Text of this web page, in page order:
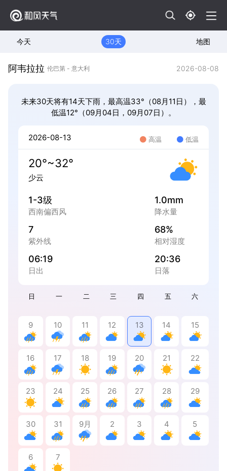
今天 30天 地图
阿韦拉拉 伦巴第 - 意大利 2026-08-08
未来30天将有14天下雨，最高温33°（08月11日），最
低温12°（09月04日，09月07日）。
日 一 二 三 四 五 六
9 10 11 12 13 14 15
16 17 18 19 20 21 22
23 24 25 26 27 28 29
30 31 9月 2 3 4 5
6 7
2026-08-13 高温 低温
20°~32°
少云
1-3级
西南偏西风
1.0mm
降水量
7
紫外线
68%
相对湿度
06:19
日出
20:36
日落